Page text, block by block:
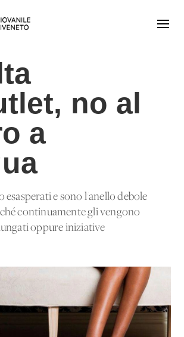
no al
a
esasperati e sono l'anello debole
continuamente gli vengono
oppure iniziative